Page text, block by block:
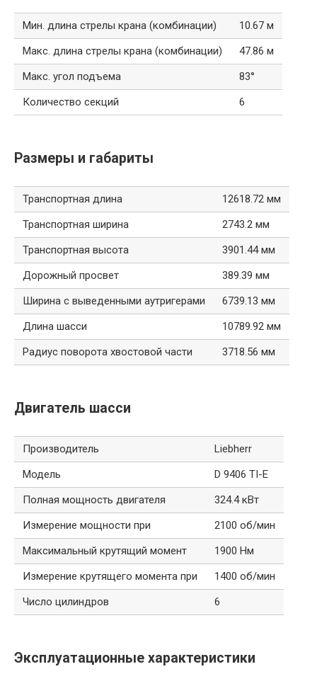
Мин. длина стрелы крана (комбинации)
10.67 м
Макс. длина стрелы крана (комбинации)
47.86 м
Макс. угол подъема
83°
Количество секций
6
Размеры и габариты
Транспортная длина
12618.72 мм
Транспортная ширина
2743.2 мм
Транспортная высота
3901.44 мм
Дорожный просвет
389.39 мм
Ширина с выведенными аутригерами
6739.13 мм
Длина шасси
10789.92 мм
Радиус поворота хвостовой части
3718.56 мм
Двигатель шасси
Производитель
Liebherr
Модель
D 9406 TI-E
Полная мощность двигателя
324.4 кВт
Измерение мощности при
2100 об/мин
Максимальный крутящий момент
1900 Нм
Измерение крутящего момента при
1400 об/мин
Число цилиндров
6
Эксплуатационные характеристики